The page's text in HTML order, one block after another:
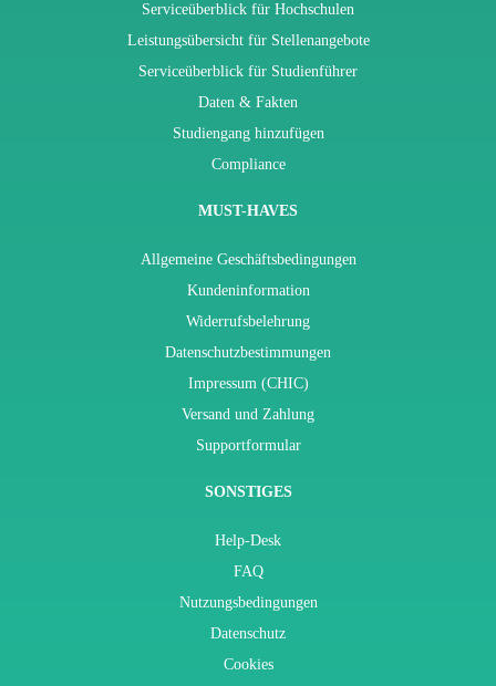
Serviceüberblick für Hochschulen
Leistungsübersicht für Stellenangebote
Serviceüberblick für Studienführer
Daten & Fakten
Studiengang hinzufügen
Compliance
MUST-HAVES
Allgemeine Geschäftsbedingungen
Kundeninformation
Widerrufsbelehrung
Datenschutzbestimmungen
Impressum (CHIC)
Versand und Zahlung
Supportformular
SONSTIGES
Help-Desk
FAQ
Nutzungsbedingungen
Datenschutz
Cookies